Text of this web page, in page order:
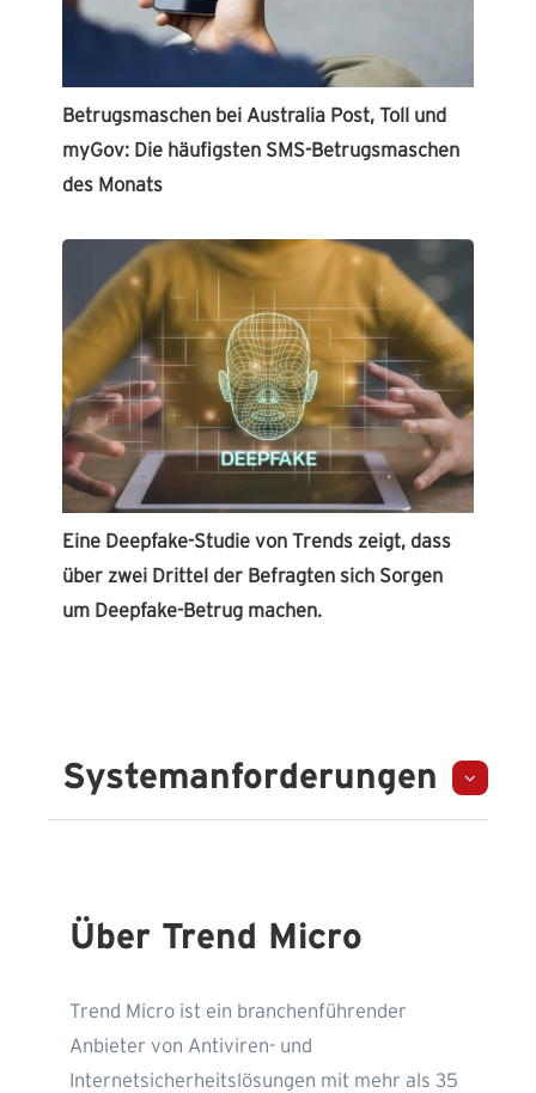
Betrugsmaschen bei Australia Post, Toll und
myGov: Die häufigsten SMS-Betrugsmaschen
des Monats
Eine Deepfake-Studie von Trends zeigt, dass
über zwei Drittel der Befragten sich Sorgen
um Deepfake-Betrug machen.
Systemanforderungen
Über Trend Micro
Trend Micro ist ein branchenführender
Anbieter von Antiviren- und
Internetsicherheitslösungen mit mehr als 35